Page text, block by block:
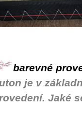
barevné
je v
Jaké